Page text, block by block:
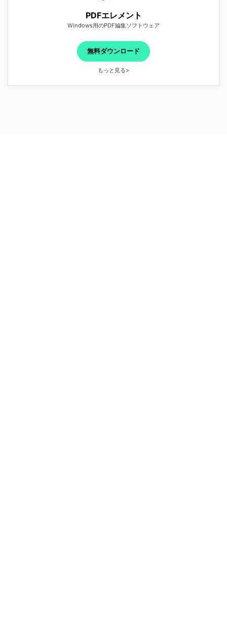
PDFエレメント
Windows用のPDF編集ソフトウェア
無料ダウンロード
もっと見る>